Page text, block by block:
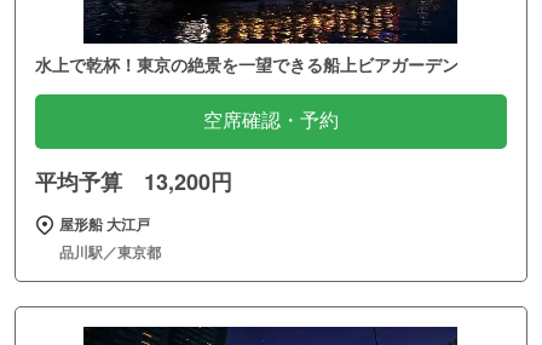
水上で乾杯！東京の絶景を一望できる船上ビアガーデン
空席確認・予約
平均予算 13,200円
屋形船 大江戸
品川駅／東京都